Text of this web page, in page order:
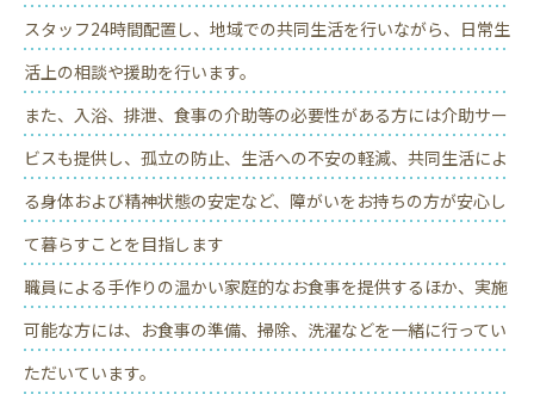
スタッフ24時間配置し、地域での共同生活を行いながら、日常生
活上の相談や援助を行います。
また、入浴、排泄、食事の介助等の必要性がある方には介助サー
ビスも提供し、孤立の防止、生活への不安の軽減、共同生活によ
る身体および精神状態の安定など、障がいをお持ちの方が安心し
て暮らすことを目指します
職員による手作りの温かい家庭的なお食事を提供するほか、実施
可能な方には、お食事の準備、掃除、洗濯などを一緒に行ってい
ただいています。